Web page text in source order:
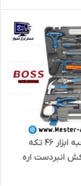
ست کیت جعبه ابزار 46 تکه
انبردست اره
کیف معروف